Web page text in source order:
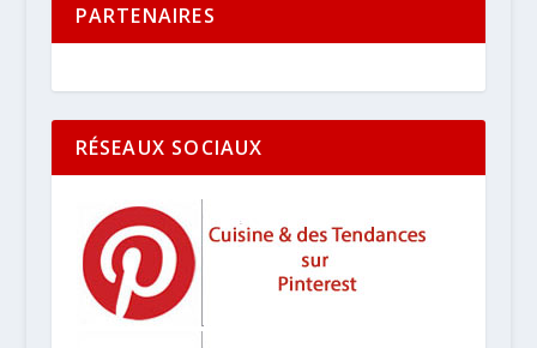
PARTENAIRES
RÉSEAUX SOCIAUX